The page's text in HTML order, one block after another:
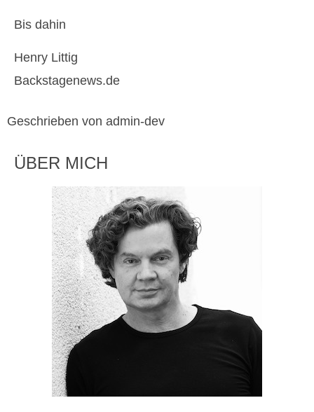
Bis dahin
Henry Littig
Backstagenews.de
Geschrieben von admin-dev
ÜBER MICH